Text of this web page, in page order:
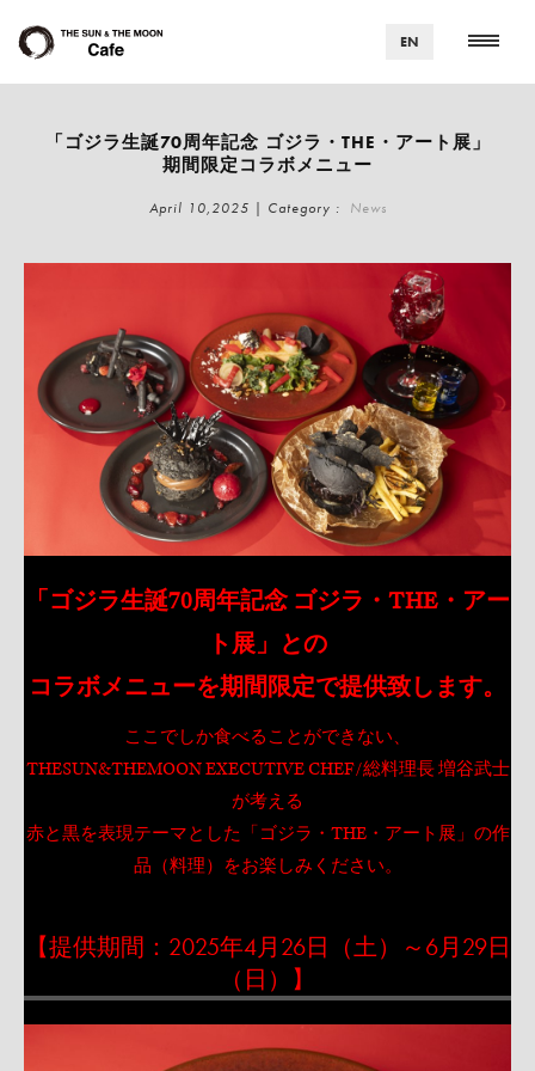
EN
「ゴジラ生誕70周年記念 ゴジラ・THE・アート展」
期間限定コラボメニュー
April 10,2025 | Category : News
「ゴジラ生誕70周年記念 ゴジラ・THE・アー
ト展」との
コラボメニューを期間限定で提供致します。
ここでしか食べることができない、
THESUN&THEMOON EXECUTIVE CHEF/総料理長 増谷武士
が考える
赤と黒を表現テーマとした「ゴジラ・THE・アート展」の作
品（料理）をお楽しみください。
【提供期間：2025年4月26日（土）～6月29日
（日）】